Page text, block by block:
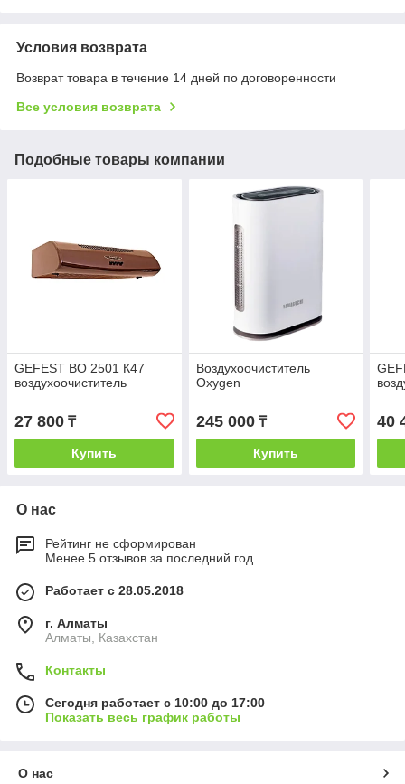
Условия возврата
Возврат товара в течение 14 дней по договоренности
Все условия возврата
Подобные товары компании
GEFEST ВО 2501 К47
воздухоочиститель
27 800 ₸
Купить
Воздухоочиститель
Oxygen
245 000₸
Купить
40
О нас
Рейтинг не сформирован
Менее 5 отзывов за последний год
Работает с 28.05.2018
г. Алматы
Алматы, Казахстан
Контакты
Сегодня работает с 10:00 до 17:00
Показать весь график работы
О нас